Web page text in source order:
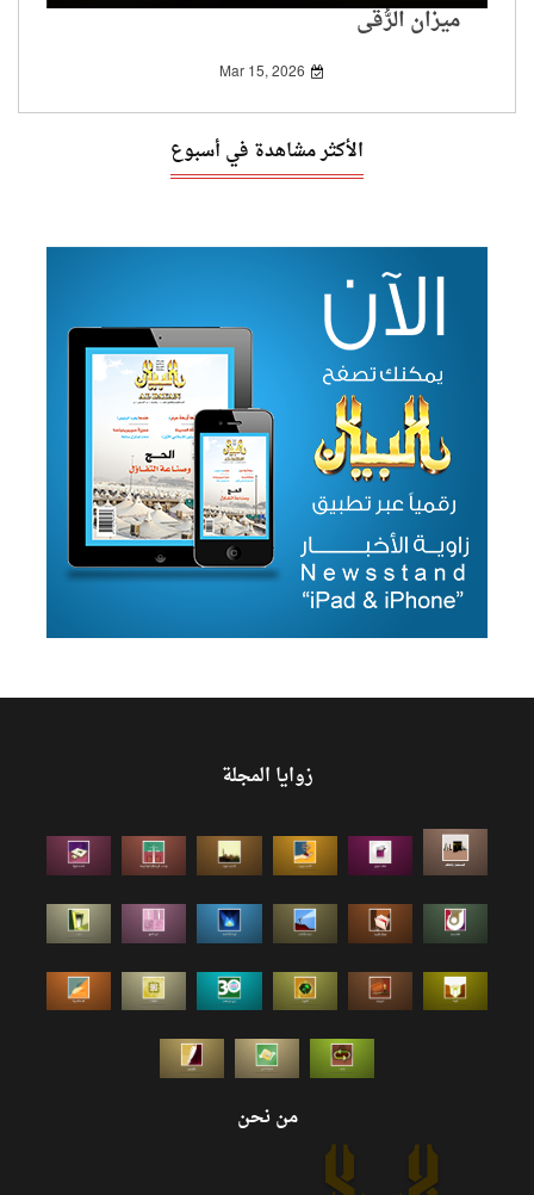
ميزان الرُّقى
Mar 15, 2026
الأكثر مشاهدة في أسبوع
زوايا المجلة
من نحن